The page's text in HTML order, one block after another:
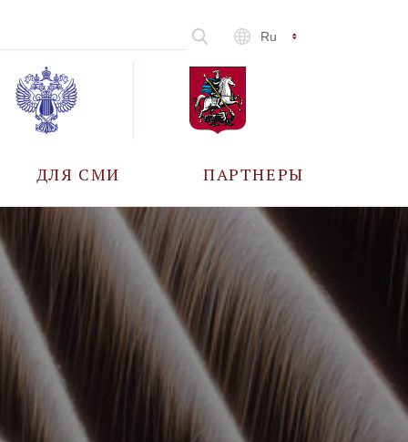
Ru
ДЛЯ СМИ
АККРЕДИТАЦИЯ
ПАРТНЕРЫ